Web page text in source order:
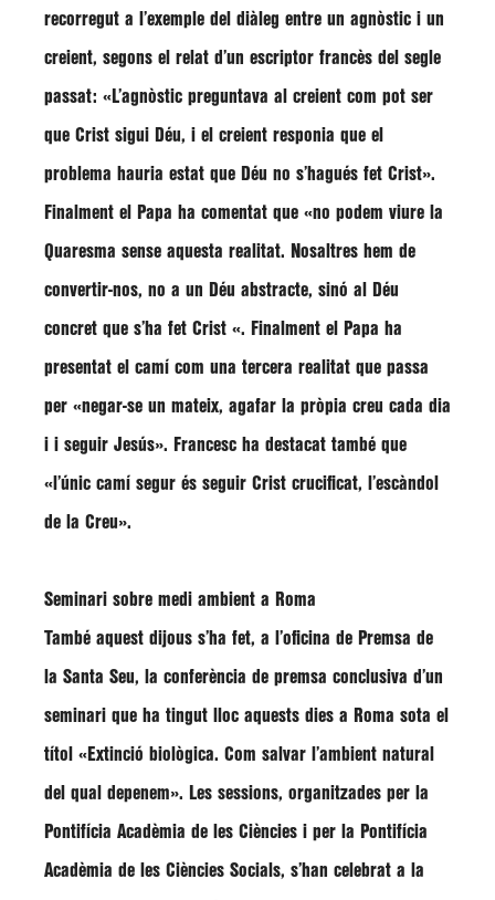
recorregut a l’exemple del diàleg entre un agnòstic i un
creient, segons el relat d’un escriptor francès del segle
passat: «L’agnòstic preguntava al creient com pot ser
que Crist sigui Déu, i el creient responia que el
problema hauria estat que Déu no s’hagués fet Crist».
Finalment el Papa ha comentat que «no podem viure la
Quaresma sense aquesta realitat. Nosaltres hem de
convertir-nos, no a un Déu abstracte, sinó al Déu
concret que s’ha fet Crist «. Finalment el Papa ha
presentat el camí com una tercera realitat que passa
per «negar-se un mateix, agafar la pròpia creu cada dia
i i seguir Jesús». Francesc ha destacat també que
«l’únic camí segur és seguir Crist crucificat, l’escàndol
de la Creu».
Seminari sobre medi ambient a Roma
També aquest dijous s’ha fet, a l’oficina de Premsa de
la Santa Seu, la conferència de premsa conclusiva d’un
seminari que ha tingut lloc aquests dies a Roma sota el
títol «Extinció biològica. Com salvar l’ambient natural
del qual depenem». Les sessions, organitzades per la
Pontifícia Acadèmia de les Ciències i per la Pontifícia
Acadèmia de les Ciències Socials, s’han celebrat a la